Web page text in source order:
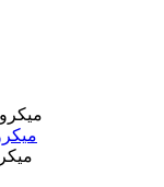
میکروفون